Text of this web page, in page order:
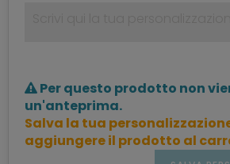
Per questo prodotto non
un'anteprima.
Salva la tua
aggiungere il prodotto al